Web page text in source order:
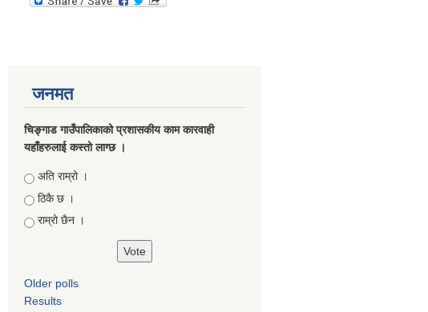
जनमत
चिङ्गाड गाउँपालिकाको प्रशासकीय काम कारवाही
यहाँहरुलाई कस्तो लाग्छ ।
Choices
अति राम्रो ।
ठिकै छ ।
राम्रो छैन ।
Older polls
Results